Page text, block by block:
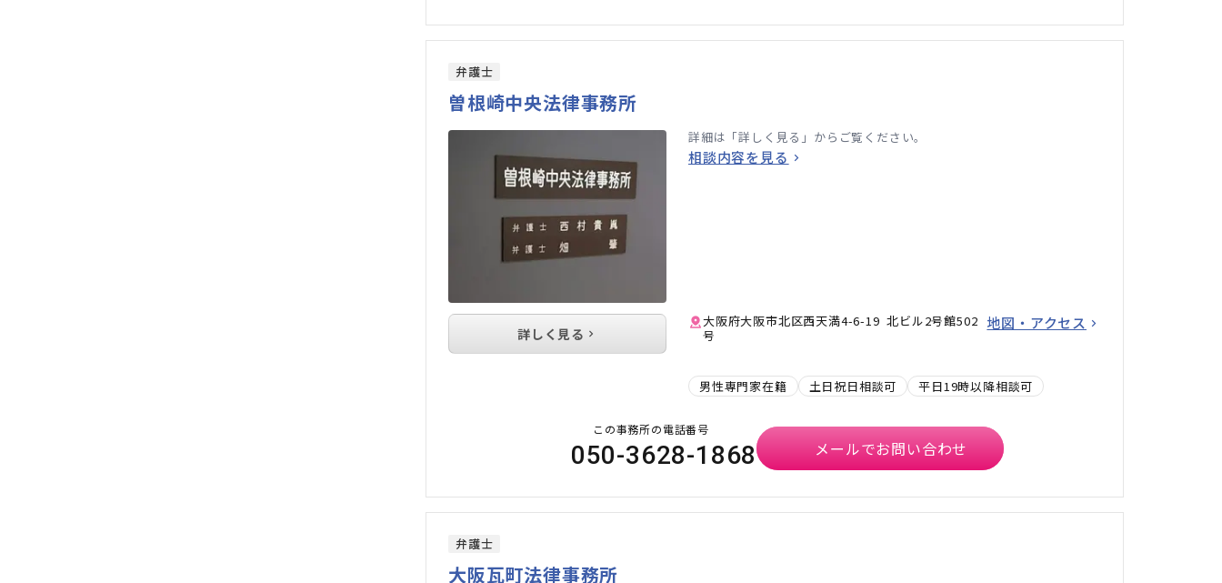
弁護士
曽根崎中央法律事務所
詳細は「詳しく見る」からご覧ください。
相談内容を見る
大阪府大阪市北区西天満4-6-19 北ビル2号館502
号
地図・アクセス
男性専門家在籍 土日祝日相談可 平日19時以降相談可
詳しく見る
この事務所の電話番号
050-3628-1868 メールでお問い合わせ
弁護士
大阪瓦町法律事務所